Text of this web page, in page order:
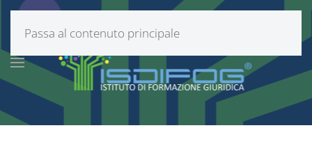
Passa al contenuto principale